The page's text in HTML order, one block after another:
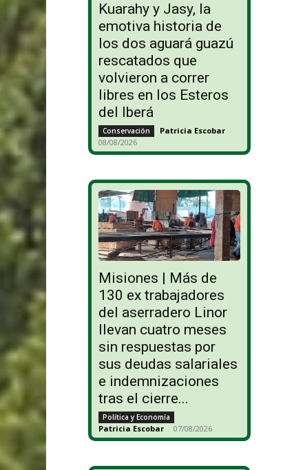
Kuarahy y Jasy, la
emotiva historia de
los dos aguará guazú
rescatados que
volvieron a correr
libres en los Esteros
del Iberá
Conservación Patricia Escobar -
08/08/2026
Misiones | Más de
130 ex trabajadores
del aserradero Linor
llevan cuatro meses
sin respuestas por
sus deudas salariales
e indemnizaciones
tras el cierre...
Política y Economía
Patricia Escobar - 07/08/2026